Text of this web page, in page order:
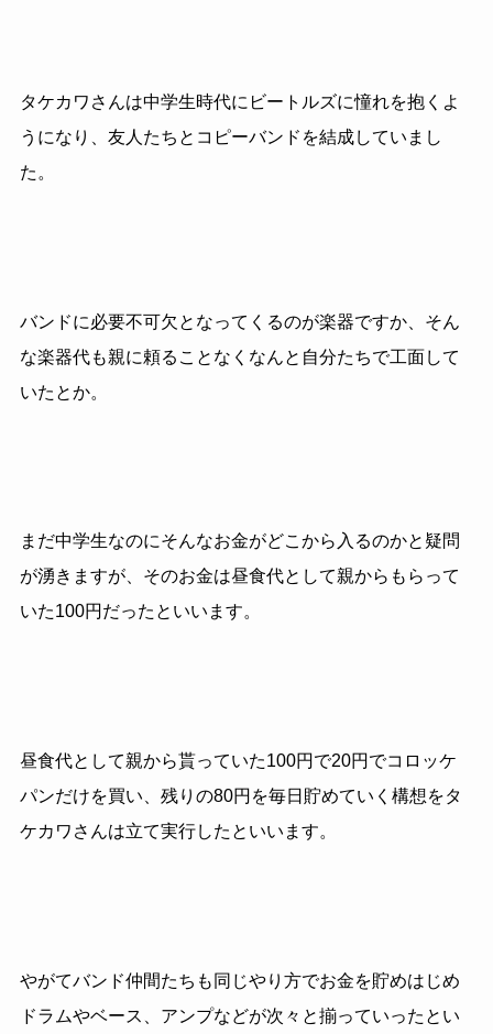
タケカワさんは中学生時代にビートルズに憧れを抱くよ
うになり、友人たちとコピーバンドを結成していまし
た。
バンドに必要不可欠となってくるのが楽器ですか、そん
な楽器代も親に頼ることなくなんと自分たちで工面して
いたとか。
まだ中学生なのにそんなお金がどこから入るのかと疑問
が湧きますが、そのお金は昼食代として親からもらって
いた100円だったといいます。
昼食代として親から貰っていた100円で20円でコロッケ
パンだけを買い、残りの80円を毎日貯めていく構想をタ
ケカワさんは立て実行したといいます。
やがてバンド仲間たちも同じやり方でお金を貯めはじめ
ドラムやベース、アンプなどが次々と揃っていったとい